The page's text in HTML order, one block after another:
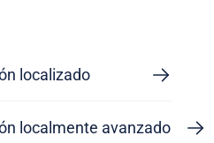
localizado
localmente avanzado